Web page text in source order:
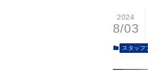
2024
8/03
スタッフ